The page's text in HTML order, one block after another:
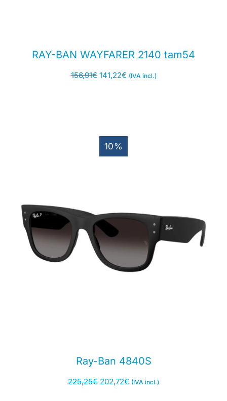
RAY-BAN WAYFARER 2140 tam54
156,91€ 141,22€ (IVA incl.)
10%
Ray-Ban 4840S
225,25€ 202,72€ (IVA incl.)